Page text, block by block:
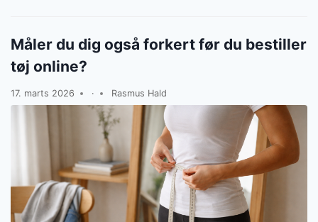
Måler du dig også forkert før du bestiller
tøj online?
17. marts 2026 · Rasmus Hald